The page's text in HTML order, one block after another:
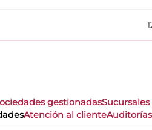
gestionadasSucursales
Atención al clienteAuditorías